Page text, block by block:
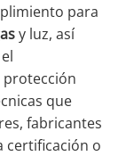
para
y luz, así
protección
que
fabricantes
certificación o